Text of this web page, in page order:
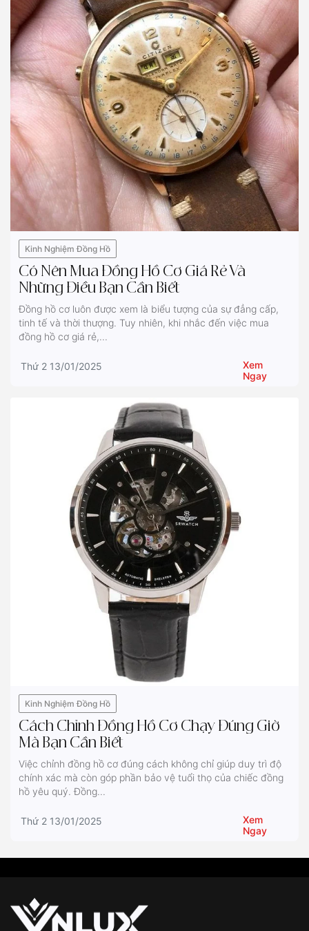
Kinh Nghiệm Đồng Hồ
Có Nên Mua Đồng Hồ Cơ Giá Rẻ Và
Những Điều Bạn Cần Biết
Đồng hồ cơ luôn được xem là biểu tượng của sự đẳng cấp,
tinh tế và thời thượng. Tuy nhiên, khi nhắc đến việc mua
đồng hồ cơ giá rẻ,...
Thứ 2 13/01/2025
Xem
Ngay
Kinh Nghiệm Đồng Hồ
Cách Chỉnh Đồng Hồ Cơ Chạy Đúng Giờ
Mà Bạn Cần Biết
Việc chỉnh đồng hồ cơ đúng cách không chỉ giúp duy trì độ
chính xác mà còn góp phần bảo vệ tuổi thọ của chiếc đồng
hồ yêu quý. Đồng...
Thứ 2 13/01/2025
Xem
Ngay